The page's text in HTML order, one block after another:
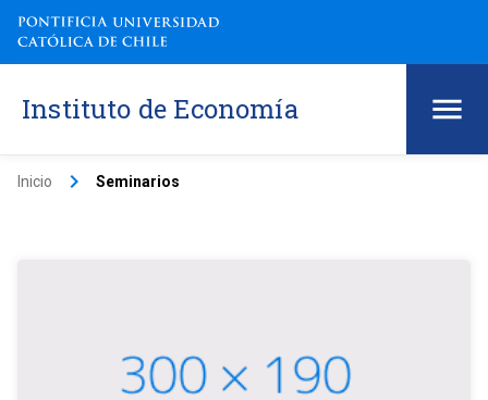
Instituto de Economía
Inicio keyboard_arrow_right Seminarios